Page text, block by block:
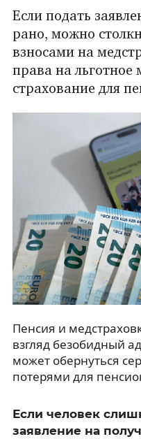
Если подать
рано, можно
взносами на
права на льготное
страхование для
Пенсия и
взгляд безобидный
может обернуться
потерями для
Если человек
заявление на